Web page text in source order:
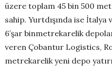
üzere toplam 45 bin 500
sahip. Yurtdışında ise İtalya
6’şar binmetrekarelik
veren Çobantur Logistics,
metrekarelik yeni depo